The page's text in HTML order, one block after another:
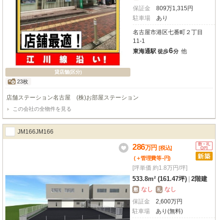
貸店舗(区分)
23枚
保証金
809万1,315 円
駐車場
あり
名古屋市港区七番町２丁目
11-1
東海通駅 徒歩6分 他
店舗ステーション名古屋 (株)お部屋ステーション
この会社の全物件を見る
JM166JM166
286万円 [税込]
(＋管理費等-円)
[坪単価 約1.8万円/坪]
533.8m² (161.47坪) 2階建
敷 なし 礼 なし
保証金
2,600万円
駐車場
あり(無料)